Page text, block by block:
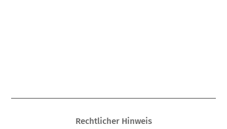
Rechtlicher Hinweis